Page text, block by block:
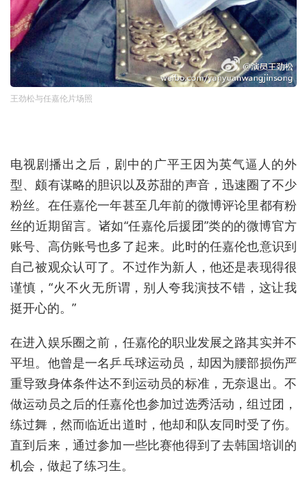
王劲松与任嘉伦片场照
电视剧播出之后，剧中的广平王因为英气逼人的外
型、颇有谋略的胆识以及苏甜的声音，迅速圈了不少
粉丝。在任嘉伦一年甚至几年前的微博评论里都有粉
丝的近期留言。诸如“任嘉伦后援团”类的的微博官方
账号、高仿账号也多了起来。此时的任嘉伦也意识到
自己被观众认可了。不过作为新人，他还是表现得很
谨慎，“火不火无所谓，别人夸我演技不错，这让我
挺开心的。”
在进入娱乐圈之前，任嘉伦的职业发展之路其实并不
平坦。他曾是一名乒乓球运动员，却因为腰部损伤严
重导致身体条件达不到运动员的标准，无奈退出。不
做运动员之后的任嘉伦也参加过选秀活动，组过团，
练过舞，然而临近出道时，他却和队友同时受了伤。
直到后来，通过参加一些比赛他得到了去韩国培训的
机会，做起了练习生。